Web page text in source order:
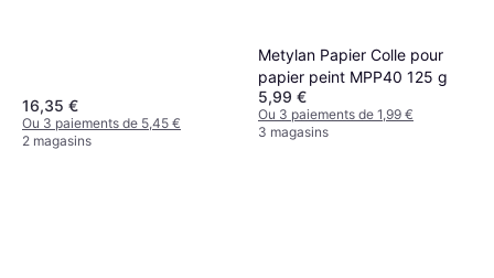
16,35 €
Ou 3 paiements de 5,45 €
2 magasins
Metylan Papier Colle pour
papier peint MPP40 125 g
5,99 €
Ou 3 paiements de 1,99 €
3 magasins